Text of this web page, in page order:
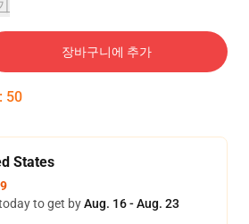
장바구니에 추가
: 49
States
to get byAug. 16 - Aug. 23